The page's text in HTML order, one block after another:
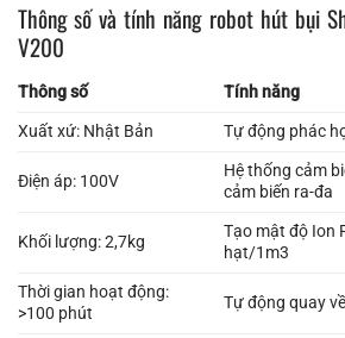
Thông số và tính năng robot hút bụi
V200
Thông số
Tính năng
Xuất xứ: Nhật Bản
Tự động phác
Điện áp: 100V
Hệ thống cảm
cảm biến ra-đa
Khối lượng: 2,7kg
Tạo mật độ Ion
hạt/1m3
Thời gian hoạt động:
>100 phút
Tự động quay